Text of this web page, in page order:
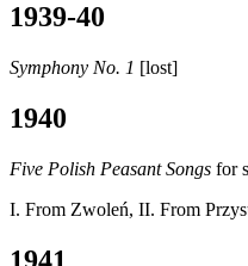
1939-40
Symphony No. 1 [lost]
1940
Five Polish Peasant Songs for
I. From Zwoleń, II. From
1941